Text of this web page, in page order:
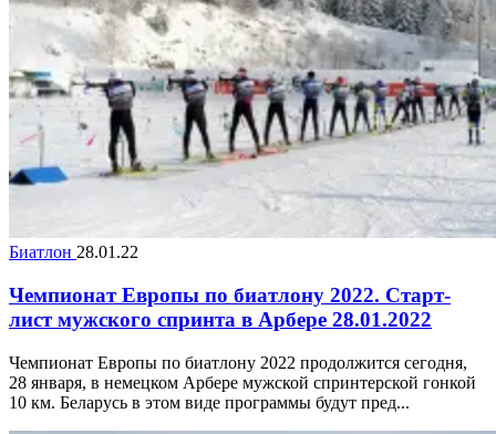
Биатлон 28.01.22
Чемпионат Европы по биатлону 2022. Старт-
лист мужского спринта в Арбере 28.01.2022
Чемпионат Европы по биатлону 2022 продолжится сегодня,
28 января, в немецком Арбере мужской спринтерской гонкой
10 км. Беларусь в этом виде программы будут пред...